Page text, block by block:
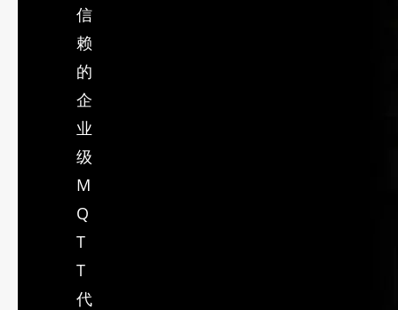
信
赖
的
企
业
级
M
Q
T
T
代